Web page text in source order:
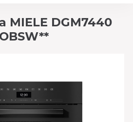
MIELE DGM7440
OBSW**